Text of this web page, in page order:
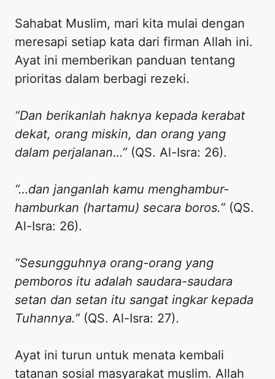
Sahabat Muslim, mari kita mulai dengan
meresapi setiap kata dari firman Allah ini.
Ayat ini memberikan panduan tentang
prioritas dalam berbagi rezeki.
“Dan berikanlah haknya kepada kerabat
dekat, orang miskin, dan orang yang
dalam perjalanan…” (QS. Al-Isra: 26).
“…dan janganlah kamu menghambur-
hamburkan (hartamu) secara boros.” (QS.
Al-Isra: 26).
“Sesungguhnya orang-orang yang
pemboros itu adalah saudara-saudara
setan dan setan itu sangat ingkar kepada
Tuhannya.” (QS. Al-Isra: 27).
Ayat ini turun untuk menata kembali
tatanan sosial masyarakat muslim. Allah